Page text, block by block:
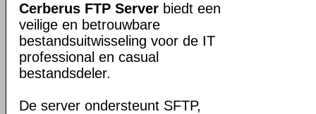
Cerberus FTP Server biedt een
veilige en betrouwbare
bestandsuitwisseling voor de IT
professional en casual
bestandsdeler.
De server ondersteunt SFTP,